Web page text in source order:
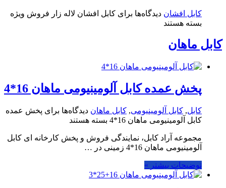
کابل افشان دیدگاه‌ها برای کابل افشان لاله زار فروش ویژه
بسته هستند
کابل ماهان
پخش عمده کابل آلومینیومی ماهان 16*4
کابل, کابل آلومینیومی, کابل ماهان دیدگاه‌ها برای پخش عمده
کابل آلومینیومی ماهان 16*4
بسته هستند
مجموعه آراد کابل، نمایندگی فروش و پخش کارخانه ای کابل
آلومینیومی ماهان 16*4 زمینی در …
توضیحات بیشتر »